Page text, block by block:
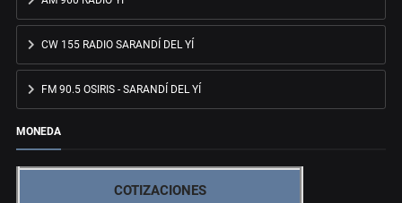
CW 155 RADIO SARANDÍ DEL YÍ
FM 90.5 OSIRIS - SARANDÍ DEL YÍ
MONEDA
COTIZACIONES